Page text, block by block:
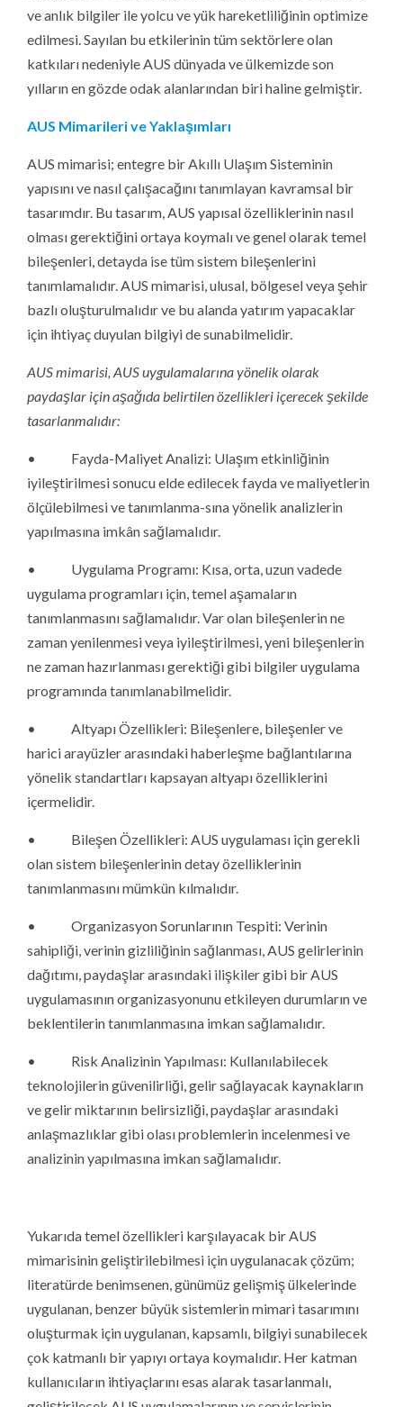
ve anlık bilgiler ile yolcu ve yük hareketliliğinin optimize
edilmesi. Sayılan bu etkilerinin tüm sektörlere olan
katkıları nedeniyle AUS dünyada ve ülkemizde son
yılların en gözde odak alanlarından biri haline gelmiştir.
AUS Mimarileri ve Yaklaşımları
AUS mimarisi; entegre bir Akıllı Ulaşım Sisteminin
yapısını ve nasıl çalışacağını tanımlayan kavramsal bir
tasarımdır. Bu tasarım, AUS yapısal özelliklerinin nasıl
olması gerektiğini ortaya koymalı ve genel olarak temel
bileşenleri, detayda ise tüm sistem bileşenlerini
tanımlamalıdır. AUS mimarisi, ulusal, bölgesel veya şehir
bazlı oluşturulmalıdır ve bu alanda yatırım yapacaklar
için ihtiyaç duyulan bilgiyi de sunabilmelidir.
AUS mimarisi, AUS uygulamalarına yönelik olarak
paydaşlar için aşağıda belirtilen özellikleri içerecek şekilde
tasarlanmalıdır:
• Fayda-Maliyet Analizi: Ulaşım etkinliğinin
iyileştirilmesi sonucu elde edilecek fayda ve maliyetlerin
ölçülebilmesi ve tanımlanma-sına yönelik analizlerin
yapılmasına imkân sağlamalıdır.
• Uygulama Programı: Kısa, orta, uzun vadede
uygulama programları için, temel aşamaların
tanımlanmasını sağlamalıdır. Var olan bileşenlerin ne
zaman yenilenmesi veya iyileştirilmesi, yeni bileşenlerin
ne zaman hazırlanması gerektiği gibi bilgiler uygulama
programında tanımlanabilmelidir.
• Altyapı Özellikleri: Bileşenlere, bileşenler ve
harici arayüzler arasındaki haberleşme bağlantılarına
yönelik standartları kapsayan altyapı özelliklerini
içermelidir.
• Bileşen Özellikleri: AUS uygulaması için gerekli
olan sistem bileşenlerinin detay özelliklerinin
tanımlanmasını mümkün kılmalıdır.
• Organizasyon Sorunlarının Tespiti: Verinin
sahipliği, verinin gizliliğinin sağlanması, AUS gelirlerinin
dağıtımı, paydaşlar arasındaki ilişkiler gibi bir AUS
uygulamasının organizasyonunu etkileyen durumların ve
beklentilerin tanımlanmasına imkan sağlamalıdır.
• Risk Analizinin Yapılması: Kullanılabilecek
teknolojilerin güvenilirliği, gelir sağlayacak kaynakların
ve gelir miktarının belirsizliği, paydaşlar arasındaki
anlaşmazlıklar gibi olası problemlerin incelenmesi ve
analizinin yapılmasına imkan sağlamalıdır.
Yukarıda temel özellikleri karşılayacak bir AUS
mimarisinin geliştirilebilmesi için uygulanacak çözüm;
literatürde benimsenen, günümüz gelişmiş ülkelerinde
uygulanan, benzer büyük sistemlerin mimari tasarımını
oluşturmak için uygulanan, kapsamlı, bilgiyi sunabilecek
çok katmanlı bir yapıyı ortaya koymalıdır. Her katman
kullanıcıların ihtiyaçlarını esas alarak tasarlanmalı,